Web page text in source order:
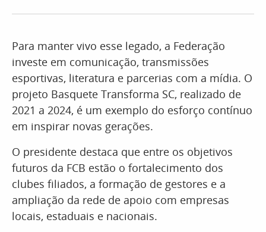
Para manter vivo esse legado, a Federação
investe em comunicação, transmissões
esportivas, literatura e parcerias com a mídia. O
projeto Basquete Transforma SC, realizado de
2021 a 2024, é um exemplo do esforço contínuo
em inspirar novas gerações.
O presidente destaca que entre os objetivos
futuros da FCB estão o fortalecimento dos
clubes filiados, a formação de gestores e a
ampliação da rede de apoio com empresas
locais, estaduais e nacionais.